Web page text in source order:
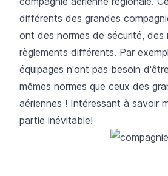
différents des grandes
ont des normes de sécurité, des
règlements différents. Par
équipages n'ont pas besoin
mêmes normes que ceux des
aériennes ! Intéressant à savoir
partie inévitable!